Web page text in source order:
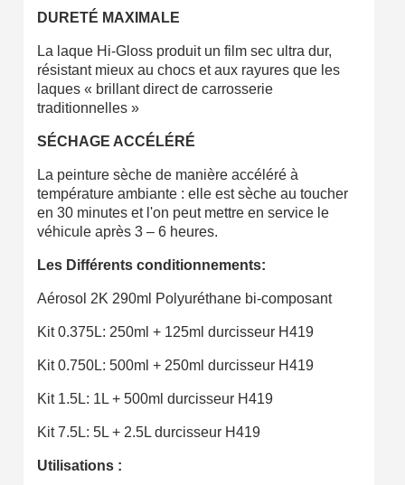
DURETÉ MAXIMALE
La laque Hi-Gloss produit un film sec ultra dur,
résistant mieux au chocs et aux rayures que les
laques « brillant direct de carrosserie
traditionnelles »
SÉCHAGE ACCÉLÉRÉ
La peinture sèche de manière accéléré à
température ambiante : elle est sèche au toucher
en 30 minutes et l'on peut mettre en service le
véhicule après 3 – 6 heures.
Les Différents conditionnements:
Aérosol 2K 290ml Polyuréthane bi-composant
Kit 0.375L: 250ml + 125ml durcisseur H419
Kit 0.750L: 500ml + 250ml durcisseur H419
Kit 1.5L: 1L + 500ml durcisseur H419
Kit 7.5L: 5L + 2.5L durcisseur H419
Utilisations :